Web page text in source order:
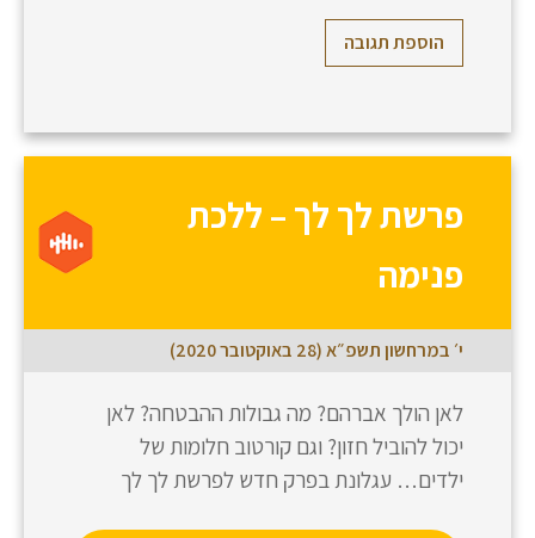
הוספת תגובה
פרשת לך לך – ללכת
פנימה
י׳ במרחשון תשפ״א (28 באוקטובר 2020)
לאן הולך אברהם? מה גבולות ההבטחה? לאן
יכול להוביל חזון? וגם קורטוב חלומות של
ילדים… עגלונת בפרק חדש לפרשת לך לך